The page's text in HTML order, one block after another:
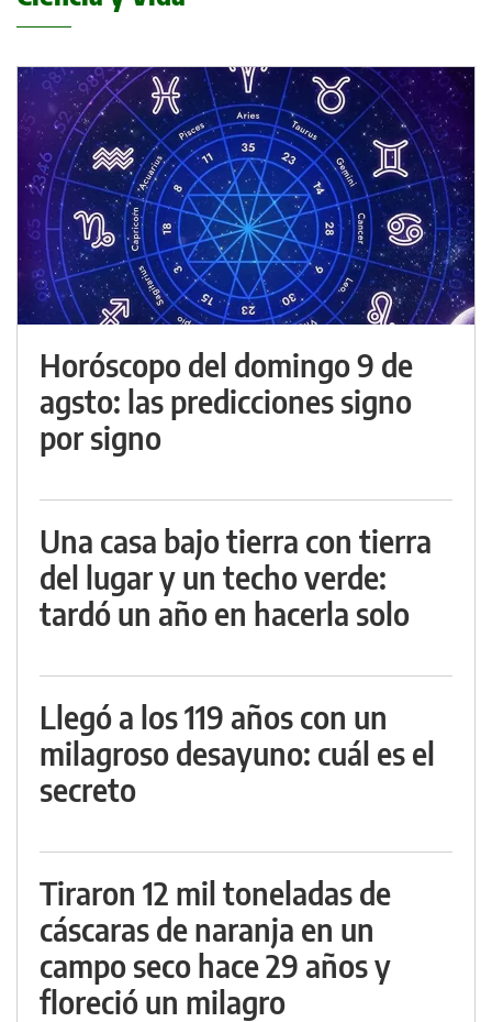
Horóscopo del domingo 9 de
agsto: las predicciones signo
por signo
Una casa bajo tierra con tierra
del lugar y un techo verde:
tardó un año en hacerla solo
Llegó a los 119 años con un
milagroso desayuno: cuál es el
secreto
Tiraron 12 mil toneladas de
cáscaras de naranja en un
campo seco hace 29 años y
floreció un milagro